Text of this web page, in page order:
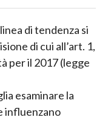
di tendenza si
di cui all’art. 1,
per il 2017 (legge
esaminare la
influenzano